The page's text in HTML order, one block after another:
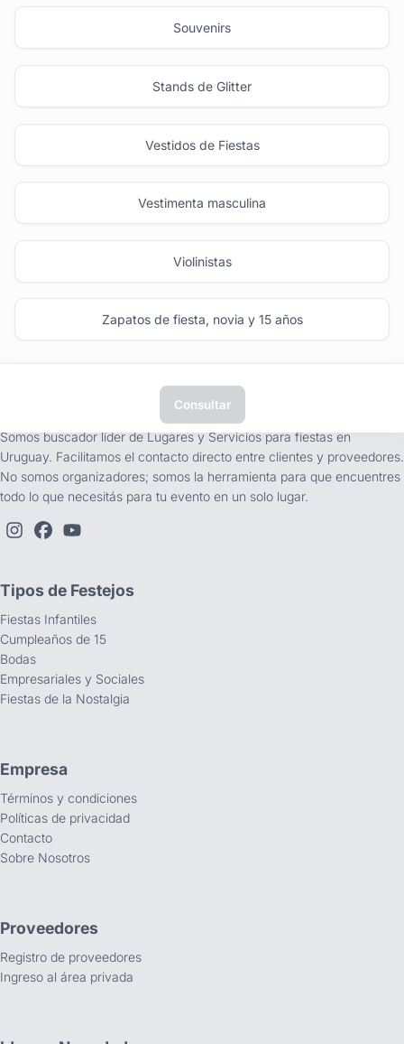
Souvenirs
Stands de Glitter
Vestidos de Fiestas
Vestimenta masculina
Violinistas
Zapatos de fiesta, novia y 15 años
Consultar
Somos buscador líder de Lugares y Servicios para fiestas en
Uruguay. Facilitamos el contacto directo entre clientes y proveedores.
No somos organizadores; somos la herramienta para que encuentres
todo lo que necesitás para tu evento en un solo lugar.
Tipos de Festejos
Fiestas Infantiles
Cumpleaños de 15
Bodas
Empresariales y Sociales
Fiestas de la Nostalgia
Empresa
Términos y condiciones
Políticas de privacidad
Contacto
Sobre Nosotros
Proveedores
Registro de proveedores
Ingreso al área privada